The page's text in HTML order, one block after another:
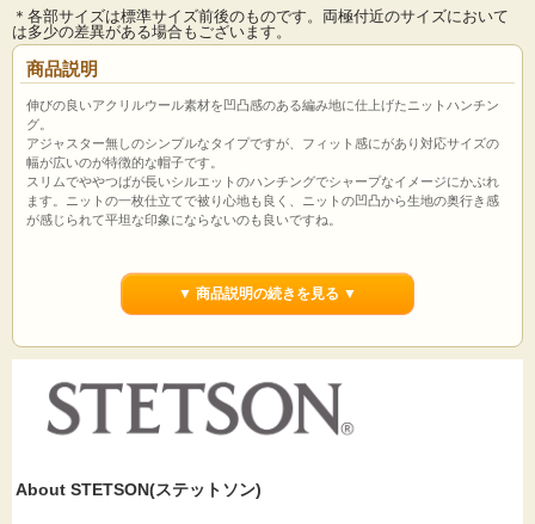
＊各部サイズは標準サイズ前後のものです。両極付近のサイズにおいて
は多少の差異がある場合もございます。
商品説明
伸びの良いアクリルウール素材を凹凸感のある編み地に仕上げたニットハンチン
グ。
アジャスター無しのシンプルなタイプですが、フィット感にがあり対応サイズの
幅が広いのが特徴的な帽子です。
スリムでややつばが長いシルエットのハンチングでシャープなイメージにかぶれ
ます。ニットの一枚仕立てで被り心地も良く、ニットの凹凸から生地の奥行き感
が感じられて平坦な印象にならないのも良いですね。
の方にもオススメできます。
左ナナメ後ろにブランドのメタルプレート付
た色合いのやや褪せたようなネイビー)
生産国：日本製
▼ 商品説明の続きを見る ▼
About STETSON(ステットソン)